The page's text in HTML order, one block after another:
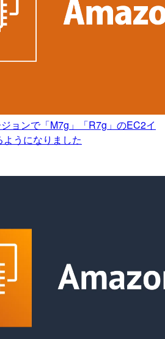
ョンで「M7g」「R7g」のEC2イ
うになりました